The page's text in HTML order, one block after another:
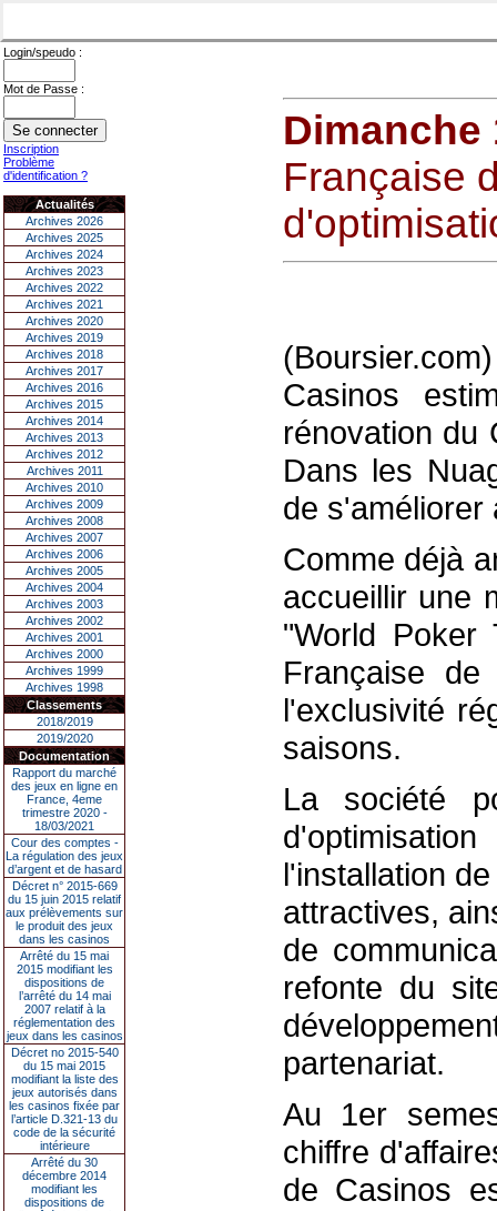
Login/speudo :
Mot de Passe :
Inscription
Problème
d'identification ?
Actualités
Archives 2026
Archives 2025
Archives 2024
Archives 2023
Archives 2022
Archives 2021
Archives 2020
Archives 2019
Archives 2018
Archives 2017
Archives 2016
Archives 2015
Archives 2014
Archives 2013
Archives 2012
Archives 2011
Archives 2010
Archives 2009
Archives 2008
Archives 2007
Archives 2006
Archives 2005
Archives 2004
Archives 2003
Archives 2002
Archives 2001
Archives 2000
Archives 1999
Archives 1998
Classements
2018/2019
2019/2020
Documentation
Rapport du marché
des jeux en ligne en
France, 4eme
trimestre 2020 -
18/03/2021
Cour des comptes -
La régulation des jeux
d’argent et de hasard
Décret n° 2015-669
du 15 juin 2015 relatif
aux prélèvements sur
le produit des jeux
dans les casinos
Arrêté du 15 mai
2015 modifiant les
dispositions de
l’arrêté du 14 mai
2007 relatif à la
réglementation des
jeux dans les casinos
Décret no 2015-540
du 15 mai 2015
modifiant la liste des
jeux autorisés dans
les casinos fixée par
l’article D.321-13 du
code de la sécurité
intérieure
Arrêté du 30
décembre 2014
modifiant les
dispositions de
Dimanche
Française
Casinos
rénovation du
Dans les
de s'améliorer
Comme déjà
accueillir une
"World Poker
Française
l'exclusivité
saisons.
La société
l'installation
attractives,
de
refonte du
partenariat.
Au 1er
chiffre
de Casinos